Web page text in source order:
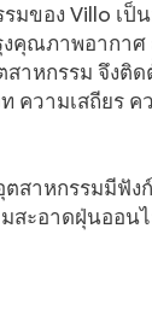
รมของ Villo
งคุณภาพอากา
าหกรรม จึงติ
วามเสถียร
ตสาหกรรมมี
มสะอาดฝุ่นออ